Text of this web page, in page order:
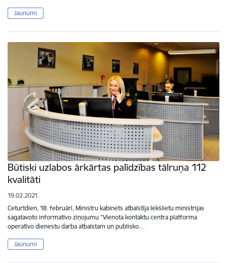
Jaunumi
Būtiski uzlabos ārkārtas palīdzības tālruņa 112
kvalitāti
19.02.2021.
Ceturtdien, 18. februārī, Ministru kabinets atbalstīja Iekšlietu ministrijas
sagatavoto informatīvo ziņojumu “Vienota kontaktu centra platforma
operatīvo dienestu darba atbalstam un publisko…
Jaunumi